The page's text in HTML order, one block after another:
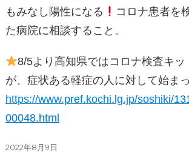
もみなし陽性になる
コロナ患者を
た病院に相談すること。
8/5より高知県ではコロナ検査キッ
が、症状ある軽症の人に対して始ま
https://www.pref.kochi.lg.jp/soshiki/
00048.html
投
2022年8月9日